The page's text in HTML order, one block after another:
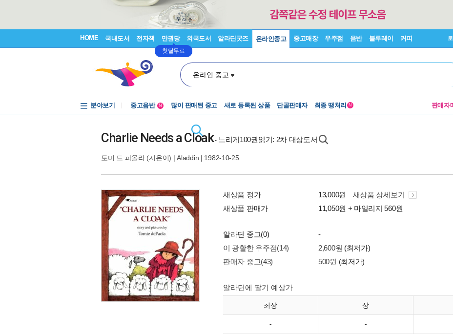
HOME 국내도서 전자책 만권당
첫달무료
외국도서 알라딘굿즈 온라인중고 중고매장 우주점 음반 블루레이 커피
온라인 중고
분야보기
중고음반
N 많이 판매된 중고 새로 등록된 상품 단골판매자 최종 땡처리 N 판매자
Charlie Needs a Cloak- 느리게100권읽기: 2차 대상도서
토미 드 파올라(지은이) |Aladdin | 1982-10-25
새상품 정가 13,000원
새상품 상세보기
새상품 판매가
11,050원 + 마일리지 560원
알라딘 중고(0)
-
이 광활한 우주점(14)
2,600원 (최저가)
판매자 중고(43)
500원 (최저가)
알라딘에 팔기 예상가
최상 상
- -